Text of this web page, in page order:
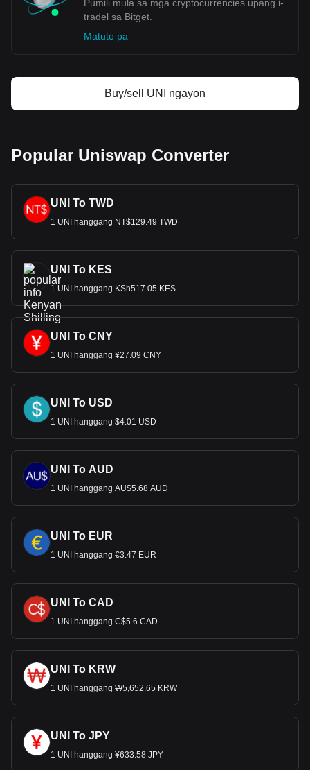
Pumili mula sa mga cryptocurrencies upang i-
tradel sa Bitget.
Matuto pa
Buy/sell UNI ngayon
Popular Uniswap Converter
UNI To TWD
1 UNI hanggang NT$129.49 TWD
UNI To KES
1 UNI hanggang KSh517.05 KES
UNI To CNY
1 UNI hanggang ¥27.09 CNY
UNI To USD
1 UNI hanggang $4.01 USD
UNI To AUD
1 UNI hanggang AU$5.68 AUD
UNI To EUR
1 UNI hanggang €3.47 EUR
UNI To CAD
1 UNI hanggang C$5.6 CAD
UNI To KRW
1 UNI hanggang ₩5,652.65 KRW
UNI To JPY
1 UNI hanggang ¥633.58 JPY